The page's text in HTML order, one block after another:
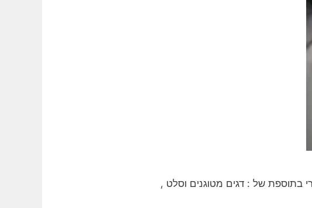
בתוספת של : דגים מטוגנים וסלט ,